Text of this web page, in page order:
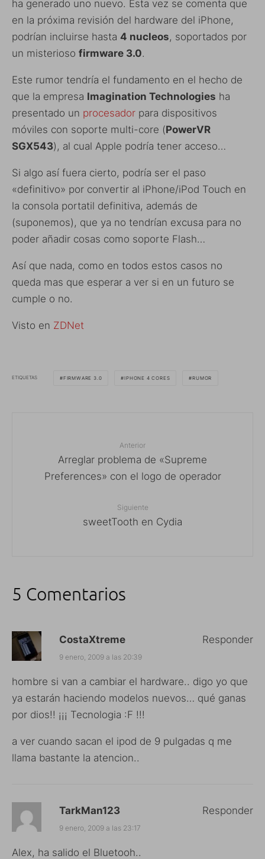
ha generado uno nuevo. Esta vez se comenta que
en la próxima revisión del hardware del iPhone,
podrían incluirse hasta 4 nucleos, soportados por
un misterioso firmware 3.0.
Este rumor tendría el fundamento en el hecho de
que la empresa Imagination Technologies ha
presentado un procesador para dispositivos
móviles con soporte multi-core (PowerVR
SGX543), al cual Apple podría tener acceso…
Si algo así fuera cierto, podría ser el paso
«definitivo» por convertir al iPhone/iPod Touch en
la consola portatil definitiva, además de
(suponemos), que ya no tendrían excusa para no
poder añadir cosas como soporte Flash…
Así que nada, como en todos estos casos no
queda mas que esperar a ver si en un futuro se
cumple o no.
Visto en ZDNet
ETIQUETAS FIRMWARE 3.0 IPHONE 4 CORES RUMOR
Anterior
Arreglar problema de «Supreme
Preferences» con el logo de operador
Siguiente
sweetTooth en Cydia
5 Comentarios
CostaXtreme
9 enero, 2009 a las 20:39
hombre si van a cambiar el hardware.. digo yo que
ya estarán haciendo modelos nuevos… qué ganas
por dios!! ¡¡¡ Tecnologia :F !!!
a ver cuando sacan el ipod de 9 pulgadas q me
llama bastante la atencion..
Responder
TarkMan123
9 enero, 2009 a las 23:17
Alex, ha salido el Bluetooh..
Responder